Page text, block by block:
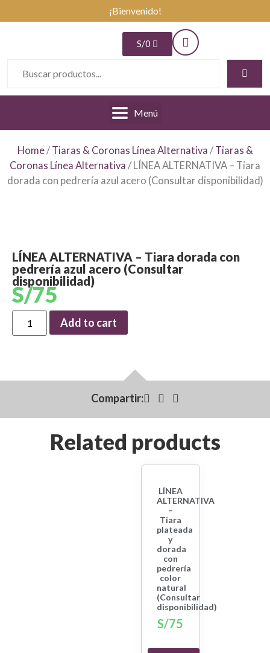
¡Bienvenido!
S/0
Menú
Home/ Tiaras & Coronas Línea Alternativa / Tiaras &
Coronas Línea Alternativa / LÍNEA ALTERNATIVA – Tiara
dorada con pedrería azul acero (Consultar disponibilidad)
LÍNEA ALTERNATIVA – Tiara dorada con
pedrería azul acero (Consultar
disponibilidad)
S/75
Add to cart
Compartir:
Related products
LÍNEA
ALTERNATIVA
–
Tiara
plateada
y
dorada
con
pedrería
color
natural
(Consultar
disponibilidad)
S/75